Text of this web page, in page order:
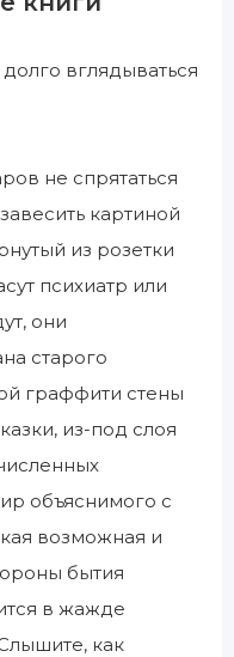
вглядываться
не спрятаться
картиной
из розетки
психиатр или
они
старого
граффити стены
из-под слоя
объяснимого с
возможная и
бытия
в жажде
как